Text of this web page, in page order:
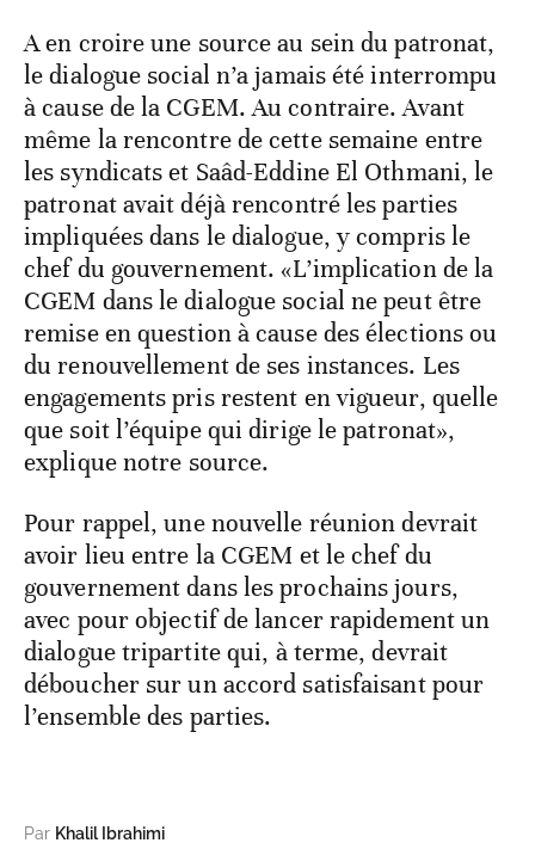
A en croire une source au sein du patronat,
le dialogue social n’a jamais été interrompu
à cause de la CGEM. Au contraire. Avant
même la rencontre de cette semaine entre
les syndicats et Saâd-Eddine El Othmani, le
patronat avait déjà rencontré les parties
impliquées dans le dialogue, y compris le
chef du gouvernement. «L’implication de la
CGEM dans le dialogue social ne peut être
remise en question à cause des élections ou
du renouvellement de ses instances. Les
engagements pris restent en vigueur, quelle
que soit l’équipe qui dirige le patronat»,
explique notre source.
Pour rappel, une nouvelle réunion devrait
avoir lieu entre la CGEM et le chef du
gouvernement dans les prochains jours,
avec pour objectif de lancer rapidement un
dialogue tripartite qui, à terme, devrait
déboucher sur un accord satisfaisant pour
l’ensemble des parties.
Par Khalil Ibrahimi